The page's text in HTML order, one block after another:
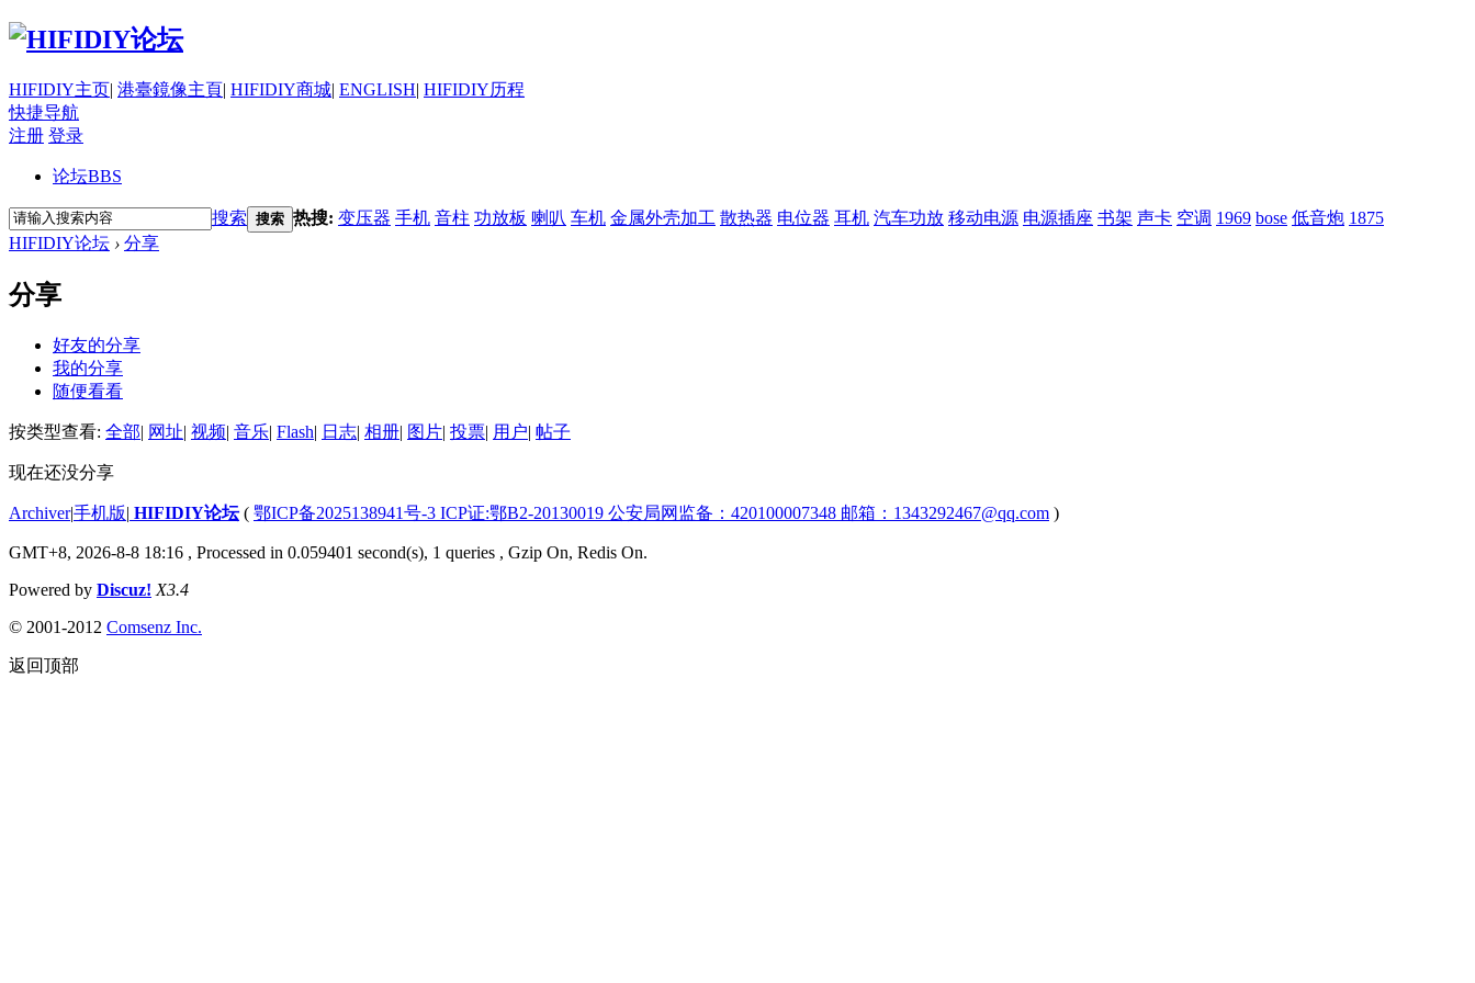
HIFIDIY主页| 港臺鏡像主頁| HIFIDIY商城| ENGLISH| HIFIDIY历程
快捷导航
注册 登录
论坛BBS
搜索 搜索 热搜: 变压器 手机 音柱 功放板 喇叭 车机 金属外壳加工 散热器 电位器 耳机 汽车功放 移动电源 电源插座 书架 声卡 空调 1969 bose 低音炮 1875
HIFIDIY论坛 › 分享
分享
好友的分享
我的分享
随便看看
按类型查看: 全部| 网址| 视频| 音乐| Flash| 日志| 相册| 图片| 投票| 用户| 帖子
现在还没分享
Archiver|手机版| HIFIDIY论坛( 鄂ICP备2025138941号-3 ICP证:鄂B2-20130019 公安局网监备：420100007348 邮箱：1343292467@qq.com )
GMT+8, 2026-8-8 18:16 , Processed in 0.059401 second(s), 1 queries , Gzip On, Redis On.
Powered by Discuz! X3.4
© 2001-2012 Comsenz Inc.
返回顶部